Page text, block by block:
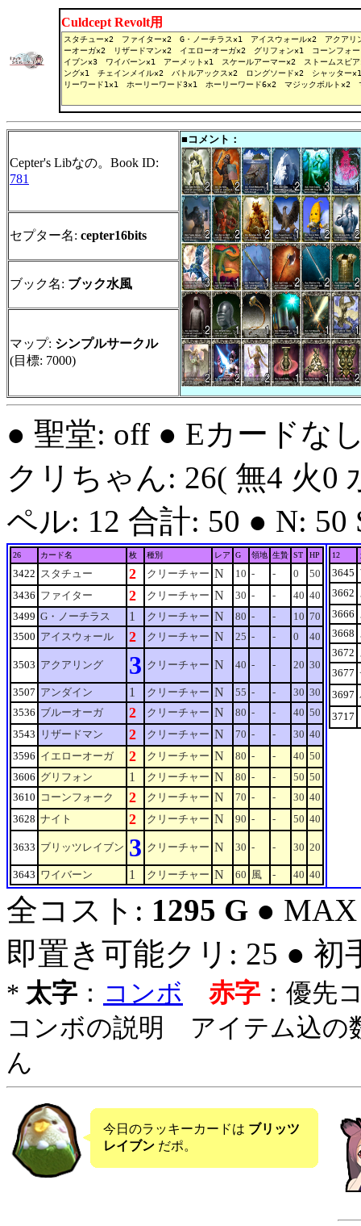
Culdcept Revolt用
Cepter's Libなの。Book ID:
781
■コメント：
セプター名: cepter16bits
ブック名: ブック水風
マップ: シンプルサークル
(目標: 7000)
● 聖堂: off ● Eカードな
クリちゃん: 26( 無4 火0
ペル: 12 合計: 50 ● N: 50
26 カード名 枚 種別 レア G 領地 生贄 ST HP
3422 スタチュー 2 クリーチャー N 10 - - 0
50
3436 ファイター 2 クリーチャー N 30 - - 40 40
3499 G・ノーチラス 1 クリーチャー N 80 - - 10 70
3500 アイスウォール 2 クリーチャー N 25 - - 0 40
3503 アクアリング 3 クリーチャー N 40 - - 20 30
3507 アンダイン 1 クリーチャー N 55 - - 30 30
3536 ブルーオーガ 2 クリーチャー N 80 - - 40 50
3543
リザードマン 2 クリーチャー N 70 - - 30 40
3596 イエローオーガ 2 クリーチャー N 80 - - 40 50
3606 グリフォン 1 クリーチャー N 80 - - 50 50
3610 コーンフォーク 2 クリーチャー N 70 - - 30 40
3628 ナイト 2 クリーチャー N 90 - - 50 40
3633 ブリッツレイブン 3 クリーチャー N 30 - - 30 20
3643 ワイバーン 1 クリーチャー N 60 風 - 40 40
12
3645
3662
3666
3668
3672
3677
3697
3717
全コスト: 1295 G ●
即置き可能クリ: 25 ● 初
* 太字 ： コンボ 赤字 ：優先
コンボの説明 アイテム込の
ん
今日のラッキーカードは ブリッツ
レイブン だポ。